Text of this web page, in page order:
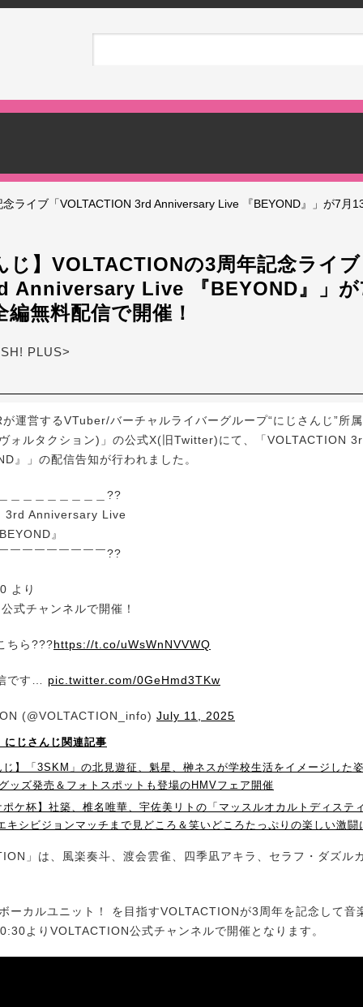
ライブ「VOLTACTION 3rd Anniversary Live 『BEYOND』」が7月
じ】VOLTACTIONの3周年記念ライ
Anniversary Live 『BEYOND』」が
無料配信で開催！
PLUS>
運営するVTuber/バーチャルライバーグループ“にじさんじ”所
ォルタクション)」の公式X(旧Twitter)にて、「VOLTACTION
』」の配信告知が行われました。
＿＿＿＿＿＿＿＿??
3rd Anniversary Live
』
￣￣￣￣￣￣￣￣??
より
式チャンネルで開催！
ちら???https://t.co/uWsWnNVVWQ
です… pic.twitter.com/0GeHmd3TKw
(@VOLTACTION_info) July 11, 2025
じさんじ関連記事
じ】「3SKM」の北見遊征、魁星、榊ネスが学校生活をイメージした
ッズ発売＆フォトスポットも登場のHMVフェア開催
ケ杯】社築、椎名唯華、宇佐美リトの「マッスルオカルトディステ
キシビジョンマッチまで見どころ＆笑いどころたっぷりの楽しい激闘
」は、風楽奏斗、渡会雲雀、四季凪アキラ、セラフ・ダズル
カルユニット！ を目指すVOLTACTIONが3周年を記念して音
よりVOLTACTION公式チャンネルで開催となります。